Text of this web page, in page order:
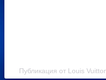
Публикация от Louis